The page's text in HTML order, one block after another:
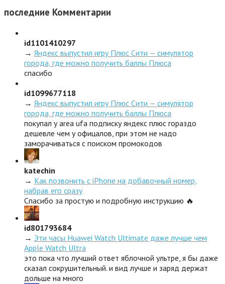
последние Комментарии
id1101410297
→ Яндекс выпустил игру Плюс Сити — симулятор
города, где можно получить баллы Плюса
спасибо
id1099677118
→ Яндекс выпустил игру Плюс Сити — симулятор
города, где можно получить баллы Плюса
покупал у area ufa подписку яндекс плюс гораздо
дешевле чем у офицалов, при этом не надо
заморачиваться с поиском промокодов
katechin
→ Как позвонить с iPhone на добавочный номер,
набрав его сразу
Спасибо за простую и подробную инструкцию 🔥
id801793684
→ Эти часы Huawei Watch Ultimate даже лучше чем
Apple Watch Ultra
это пока что лучший ответ яблочной ультре, я бы даже
сказал сокрушительный. и вид лучше и заряд держат
дольше на много